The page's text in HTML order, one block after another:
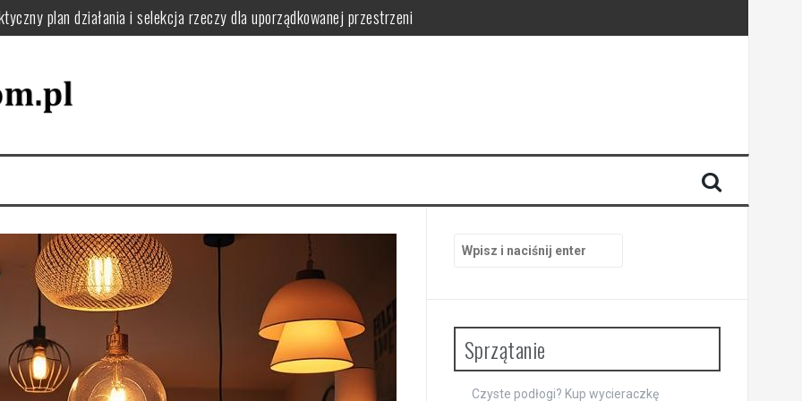
usunąć kurz, pył i resztki krok po kroku
uszczelki i uniknąć awarii w domu
układać naczynia i dbać o zmywarkę dla wygody i efektywności pracy
w domu: praktyczne nawyki i naturalne sposoby
Sprzątanie
Czyste podłogi? Kup wycieraczkę